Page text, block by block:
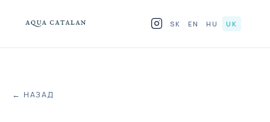
SK EN HU UK
ДЛЯ HORECA
← НАЗАД